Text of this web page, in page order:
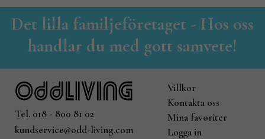
Det lilla familjeföretaget - Hos oss
handlar du med gott samvete!
Tel. 018 - 800 81 02
kundservice@odd-living.com
Villkor
Kontakta oss
Mina favoriter
Logga in